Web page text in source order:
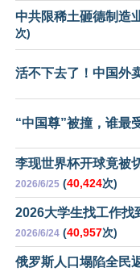
中共限稀土砸德制造
次)
活不下去了！中国外
“中国尊”被撞，谁最
李现世界杯开球竟被
2026/6/25 (40,424次)
2026大学生找工作找
2026/6/24 (40,957次)
俄罗斯人口塌陷全民